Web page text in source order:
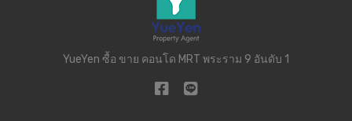
YueYen ซื้อ ขาย คอนโด MRT พระราม 9 อันดับ 1